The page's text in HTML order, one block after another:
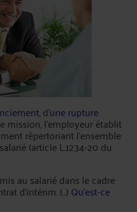
, d’une rupture
mission, l’employeur établit
répertoriant l’ensemble
(article L.1234-20 du
au salarié dans le cadre
d’intérim. (...) Qu’est-ce